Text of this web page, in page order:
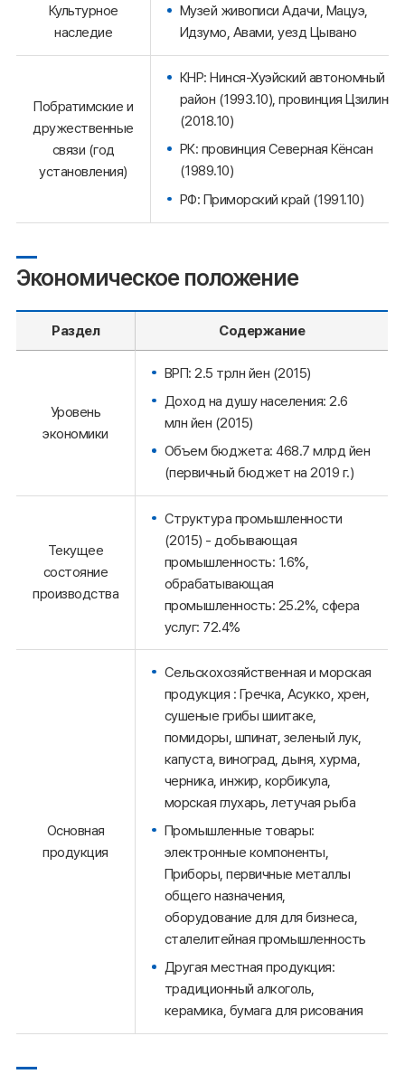
Культурное
наследие
Музей живописи Адачи, Мацуэ,
Идзумо, Авами, уезд Цывано
Побратимские и
дружественные
связи (год
установления)
КНР: Нинся-Хуэйский автономный
район (1993.10), провинция Цзилинь
(2018.10)
РК: провинция Северная Кёнсан
(1989.10)
РФ: Приморский край (1991.10)
Экономическое положение
Раздел Содержание
Уровень
экономики
ВРП: 2.5 трлн йен (2015)
Доход на душу населения: 2.6
млн йен (2015)
Объем бюджета: 468.7 млрд йен
(первичный бюджет на 2019 г.)
Текущее
состояние
производства
Структура промышленности
(2015) - добывающая
промышленность: 1.6%,
обрабатывающая
промышленность: 25.2%, сфера
услуг: 72.4%
Основная
продукция
Сельскохозяйственная и морская
продукция : Гречка, Асукко, хрен,
сушеные грибы шиитаке,
помидоры, шпинат, зеленый лук,
капуста, виноград, дыня, хурма,
черника, инжир, корбикула,
морская глухарь, летучая рыба
Промышленные товары:
электронные компоненты,
Приборы, первичные металлы
общего назначения,
оборудование для для бизнеса,
сталелитейная промышленность
Другая местная продукция:
традиционный алкоголь,
керамика, бумага для рисования